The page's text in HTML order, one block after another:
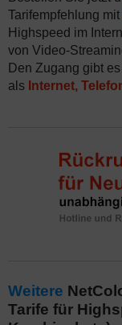
Tarifempfehlung mit
Highspeed im
von Video-
Den Zugang gibt
als Internet,
Weitere
Tarife für